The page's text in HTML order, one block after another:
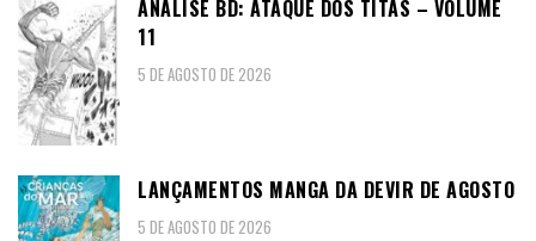
ANÁLISE BD: ATAQUE DOS TITÃS – VOLUME
11
5 DE AGOSTO DE 2026
LANÇAMENTOS MANGA DA DEVIR DE AGOSTO
5 DE AGOSTO DE 2026